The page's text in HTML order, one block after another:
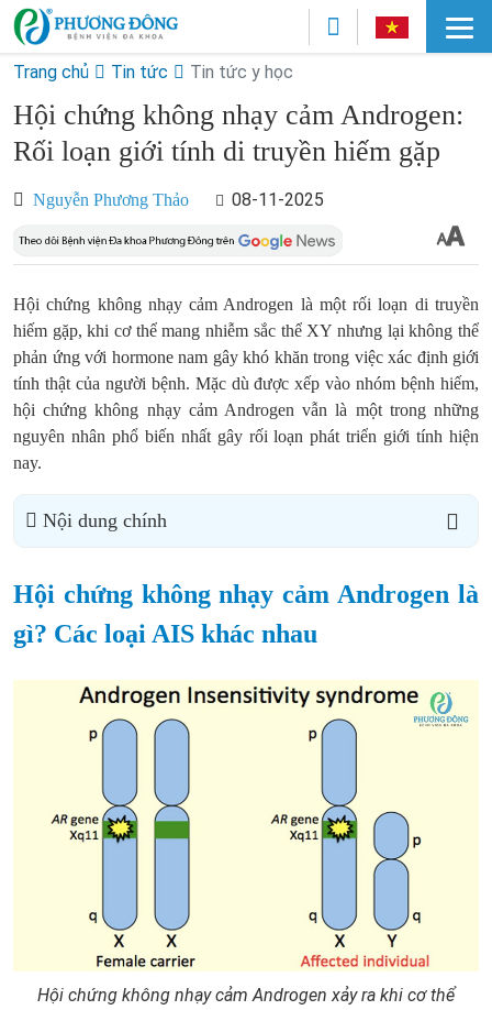
Trang chủ Tin tức Tin tức y học
Hội chứng không nhạy cảm Androgen:
Rối loạn giới tính di truyền hiếm gặp
Nguyễn Phương Thảo 08-11-2025
Hội chứng không nhạy cảm Androgen là một rối loạn di truyền
hiếm gặp, khi cơ thể mang nhiễm sắc thể XY nhưng lại không thể
phản ứng với hormone nam gây khó khăn trong việc xác định giới
tính thật của người bệnh. Mặc dù được xếp vào nhóm bệnh hiếm,
hội chứng không nhạy cảm Androgen vẫn là một trong những
nguyên nhân phổ biến nhất gây rối loạn phát triển giới tính hiện
nay.
Nội dung chính
Hội chứng không nhạy cảm Androgen là
gì? Các loại AIS khác nhau
Hội chứng không nhạy cảm Androgen xảy ra khi cơ thể